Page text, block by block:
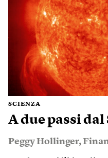
SCIENZA
A due passi dal
Peggy Hollinger,